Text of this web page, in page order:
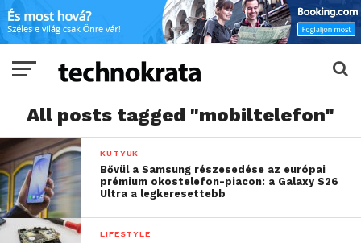
All posts tagged "mobiltelefon"
KÜTYÜK
Bővül a Samsung részesedése az európai
prémium okostelefon-piacon: a Galaxy S26
Ultra a legkeresettebb
LIFESTYLE